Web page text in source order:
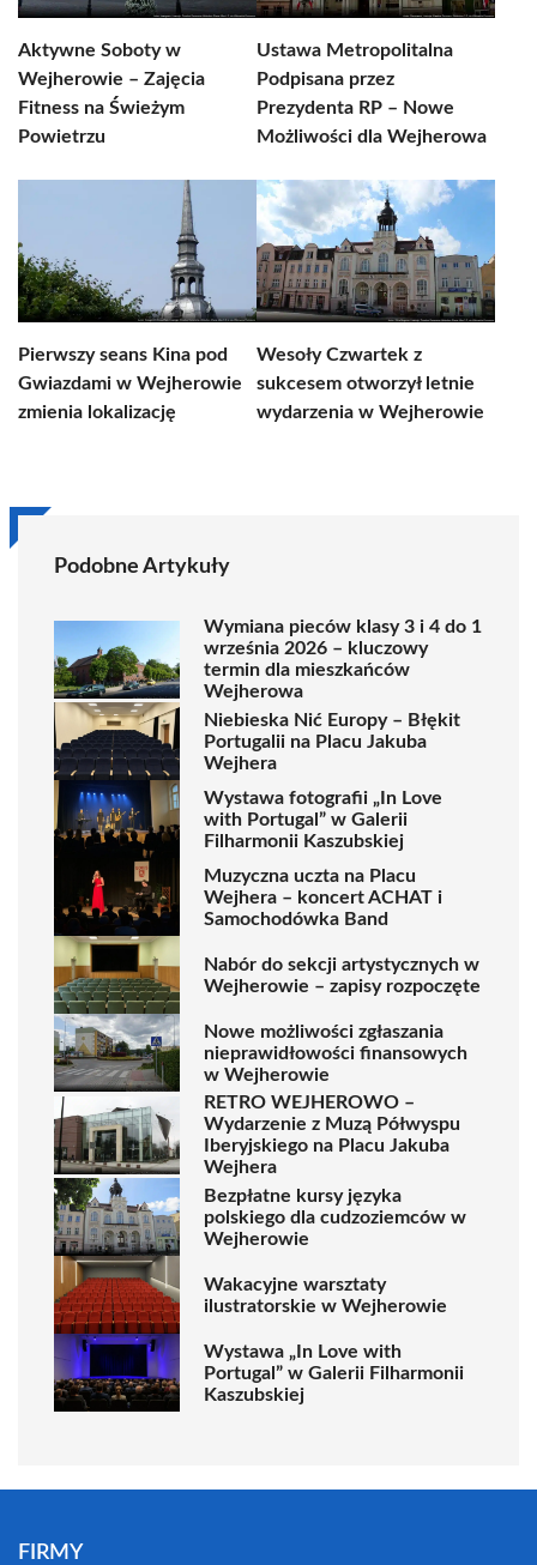
Aktywne Soboty w
Wejherowie – Zajęcia
Fitness na Świeżym
Powietrzu
Ustawa Metropolitalna
Podpisana przez
Prezydenta RP – Nowe
Możliwości dla Wejherowa
Pierwszy seans Kina pod
Gwiazdami w Wejherowie
zmienia lokalizację
Wesoły Czwartek z
sukcesem otworzył letnie
wydarzenia w Wejherowie
Podobne Artykuły
Wymiana pieców klasy 3 i 4 do 1
września 2026 – kluczowy
termin dla mieszkańców
Wejherowa
Niebieska Nić Europy – Błękit
Portugalii na Placu Jakuba
Wejhera
Wystawa fotografii „In Love
with Portugal” w Galerii
Filharmonii Kaszubskiej
Muzyczna uczta na Placu
Wejhera – koncert ACHAT i
Samochodówka Band
Nabór do sekcji artystycznych w
Wejherowie – zapisy rozpoczęte
Nowe możliwości zgłaszania
nieprawidłowości finansowych
w Wejherowie
RETRO WEJHEROWO –
Wydarzenie z Muzą Półwyspu
Iberyjskiego na Placu Jakuba
Wejhera
Bezpłatne kursy języka
polskiego dla cudzoziemców w
Wejherowie
Wakacyjne warsztaty
ilustratorskie w Wejherowie
Wystawa „In Love with
Portugal” w Galerii Filharmonii
Kaszubskiej
FIRMY